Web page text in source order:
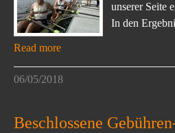
unserer Seite
In den
Read more
06/05/2018
Beschlossene